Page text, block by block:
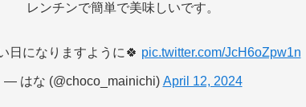
レンチンで簡単で美味しいです。
日になりますように🍀 pic.twitter.com/JcH6oZpw1n
— はな (@choco_mainichi) April 12, 2024